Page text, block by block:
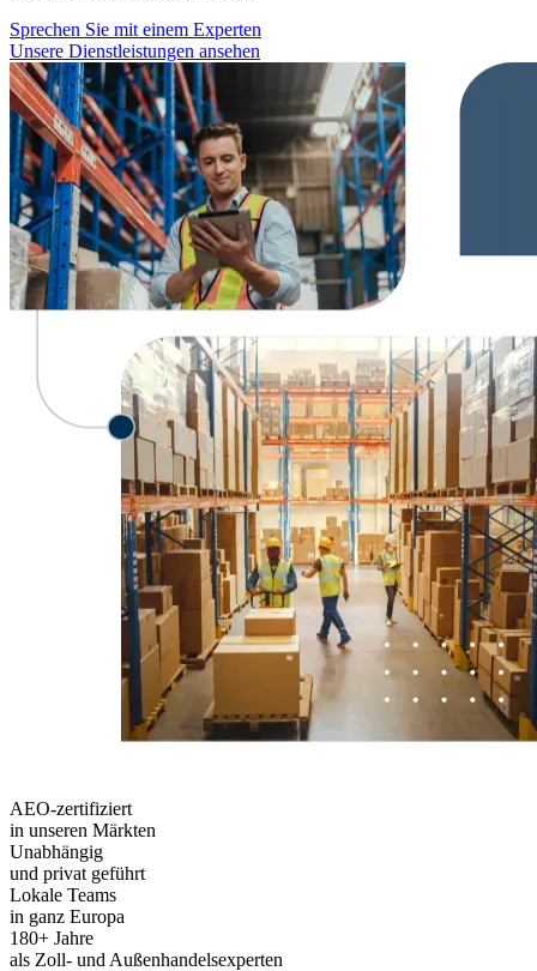
Sprechen Sie mit einem Experten
Unsere Dienstleistungen ansehen
AEO-zertifiziert
in unseren Märkten
Unabhängig
und privat geführt
Lokale Teams
in ganz Europa
180+ Jahre
als Zoll- und Außenhandelsexperten